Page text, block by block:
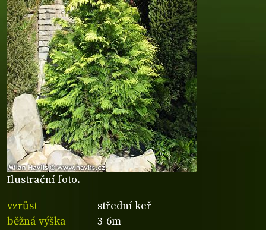
Ilustrační foto.
vzrůst
střední keř
běžná výška
3-6m